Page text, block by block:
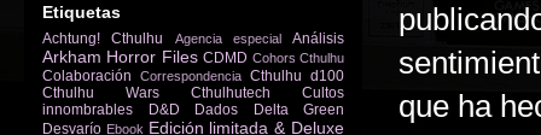
que ha
Etiquetas
Achtung! Cthulhu Agencia especial Análisis
Arkham Horror Files CDMD Cohors Cthulhu
Colaboración Correspondencia Cthulhu d100
Cthulhu Wars
Cthulhutech
Cultos
innombrables
D&D Dados
Delta Green
Desvarío Ebook Edición limitada & Deluxe